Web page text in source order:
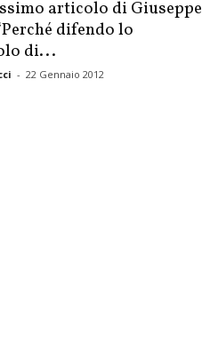
articolo di Giuseppe
difendo lo
di...
- 22 Gennaio 2012